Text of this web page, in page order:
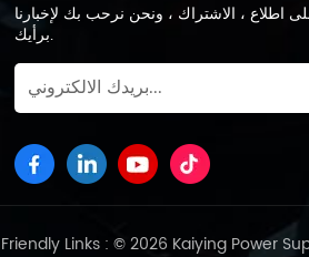
اطلاع ، الاشتراك ، ونحن نرحب بك لإخبارنا
برأيك.
Friendly Links : © 2026 Kaiying Power